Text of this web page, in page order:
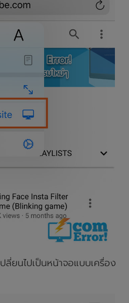
ปลี่ยนไปเป็นหน้าจอแบบเครื่อง